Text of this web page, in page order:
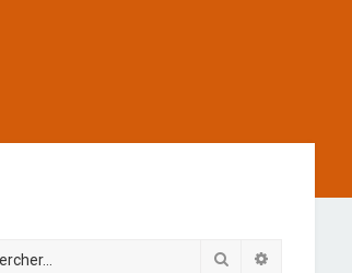
Rechercher